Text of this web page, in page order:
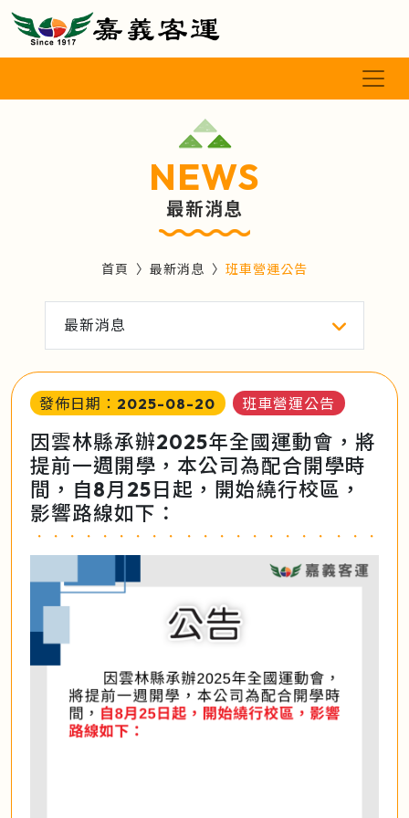
NEWS
最新消息
首頁 最新消息 班車營運公告
最新消息
發佈日期：2025-08-20 班車營運公告
因雲林縣承辦2025年全國運動會，將
提前一週開學，本公司為配合開學時
間，自8月25日起，開始繞行校區，
影響路線如下：